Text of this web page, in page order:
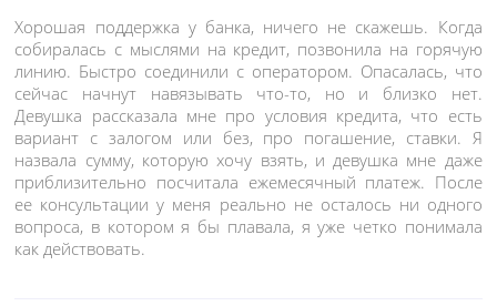
Хорошая поддержка у банка, ничего не скажешь. Когда
собиралась с мыслями на кредит, позвонила на горячую
линию. Быстро соединили с оператором. Опасалась, что
сейчас начнут навязывать что-то, но и близко нет.
Девушка рассказала мне про условия кредита, что есть
вариант с залогом или без, про погашение, ставки. Я
назвала сумму, которую хочу взять, и девушка мне даже
приблизительно посчитала ежемесячный платеж. После
ее консультации у меня реально не осталось ни одного
вопроса, в котором я бы плавала, я уже четко понимала
как действовать.